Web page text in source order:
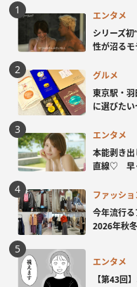
エンタメ
シリーズ
性が沼る
グルメ
東京駅・
に選びた
エンタメ
本能剥き
直線♡ 早
ファッショ
今年流行
2026年秋
エンタメ
【第43回